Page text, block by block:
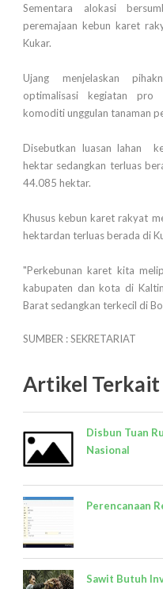
Sementara alokasi
peremajaan kebun karet
Kukar.
Ujang menjelaskan
optimalisasi kegiatan pro
komoditi unggulan tanaman
Disebutkan luasan lahan
hektar sedangkan terluas
44.085 hektar.
Khusus kebun karet rakyat
hektardan terluas berada di
"Perkebunan karet kita
kabupaten dan kota di
Barat sedangkan terkecil di
SUMBER : SEKRETARIAT
Artikel Terkait
Disbun Tuan
Nasional
Perencanaan
Sawit Butuh